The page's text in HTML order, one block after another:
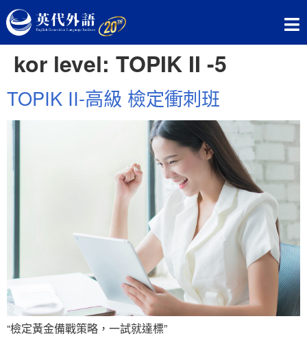
kor level: TOPIK II -5
TOPIK II-高級 檢定衝刺班
“檢定黃金備戰策略，一試就達標”